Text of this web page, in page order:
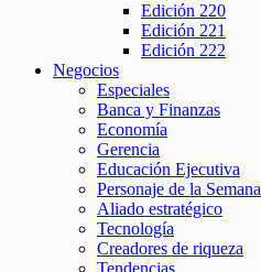
Edición 220
Edición 221
Edición 222
Negocios
Especiales
Banca y Finanzas
Economía
Gerencia
Educación Ejecutiva
Personaje de la Semana
Aliado estratégico
Tecnología
Creadores de riqueza
Tendencias